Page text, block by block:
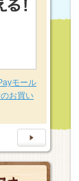
モール
お買い